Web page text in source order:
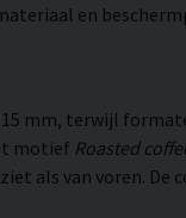
en
mm, terwijl
motief Roasted
als van voren. De